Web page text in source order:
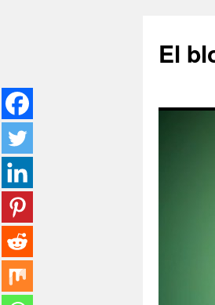
contenido
El